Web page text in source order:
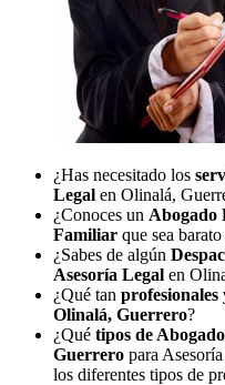
¿Has necesitado los
Legal en Olinalá,
¿Conoces un Abogado
Familiar que sea
¿Sabes de algún
Asesoría Legal en
¿Qué tan profesionales
Olinalá, Guerrero?
¿Qué tipos de
Guerrero para
los diferentes tipos de